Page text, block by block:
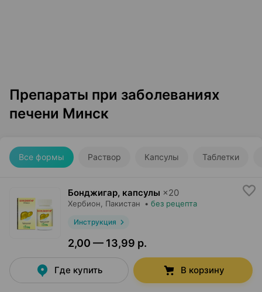
Препараты при заболеваниях
печени Минск
Все формы Раствор Капсулы Таблетки
Бонджигар, капсулы ×20
Хербион , Пакистан • без рецепта
Инструкция
2,00 — 13,99 р.
Где купить В корзину